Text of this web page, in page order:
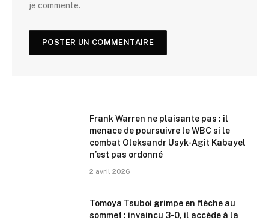
je commente.
Frank Warren ne plaisante pas : il
menace de poursuivre le WBC si le
combat Oleksandr Usyk-Agit Kabayel
n’est pas ordonné
2 avril 2026
Tomoya Tsuboi grimpe en flèche au
sommet : invaincu 3-0, il accède à la